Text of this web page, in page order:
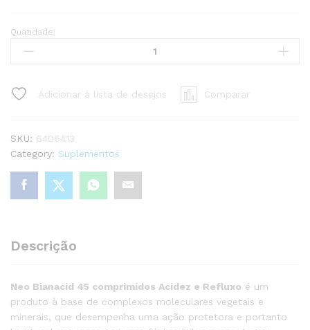
Neo
Bianacid
quantity
Quatidade:
Adicionar à lista de desejos Comparar
SKU: 6406413
Category: Suplementos
Descrição
Neo Bianacid 45 comprimidos Acidez e Refluxo é um
produto à base de complexos moleculares vegetais e
minerais, que desempenha uma ação protetora e portanto